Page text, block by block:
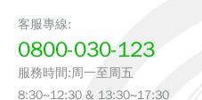
客服專線:
0800-030-123
服務時間:周一至周五
8:30~12:30 & 13:30~17:30